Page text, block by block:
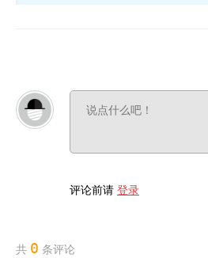
评论前请 登录
共 0 条评论